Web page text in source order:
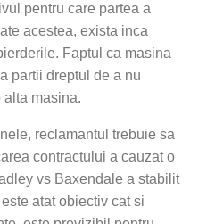
pentru care partea a
acestea, exista inca
Faptul ca masina
partii dreptul de a nu
masina.
reclamantul trebuie sa
contractului a cauzat o
vs Baxendale a stabilit
atat obiectiv cat si